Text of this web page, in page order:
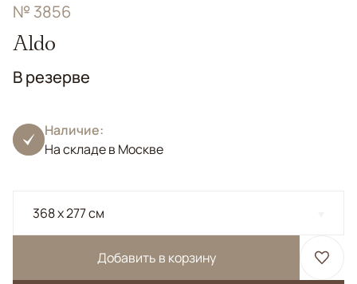
№ 3856
Aldo
В резерве
Наличие:
На складе в Москве
368 x 277 см
Добавить в корзину